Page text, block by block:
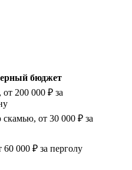
бюджет
200 000 ₽ за
от 30 000 ₽ за
60 000 ₽ за перголу